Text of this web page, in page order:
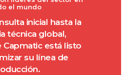
el mundo
inicial hasta la
técnica global,
Capmatic está listo
su línea de